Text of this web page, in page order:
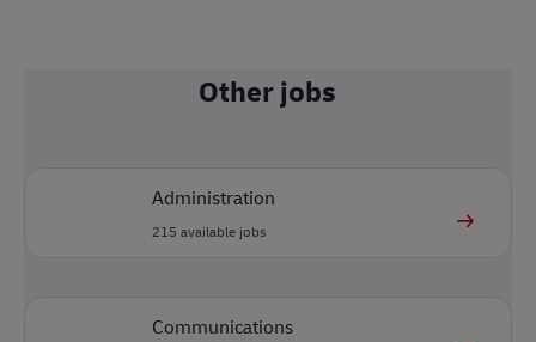
Other jobs
Administration
215 available jobs
Communications